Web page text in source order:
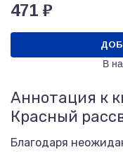
471 ₽
В
Аннотация к
Красный
Благодаря